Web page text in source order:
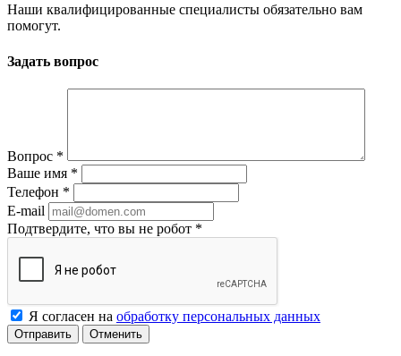
Наши квалифицированные специалисты обязательно вам
помогут.
Задать вопрос
Вопрос *
Ваше имя *
Телефон *
E-mail
Подтвердите, что вы не робот *
Я согласен на обработку персональных данных
Отменить